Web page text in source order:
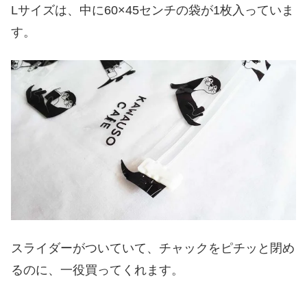
Lサイズは、中に60×45センチの袋が1枚入っていま
す。
スライダーがついていて、チャックをピチッと閉め
るのに、一役買ってくれます。